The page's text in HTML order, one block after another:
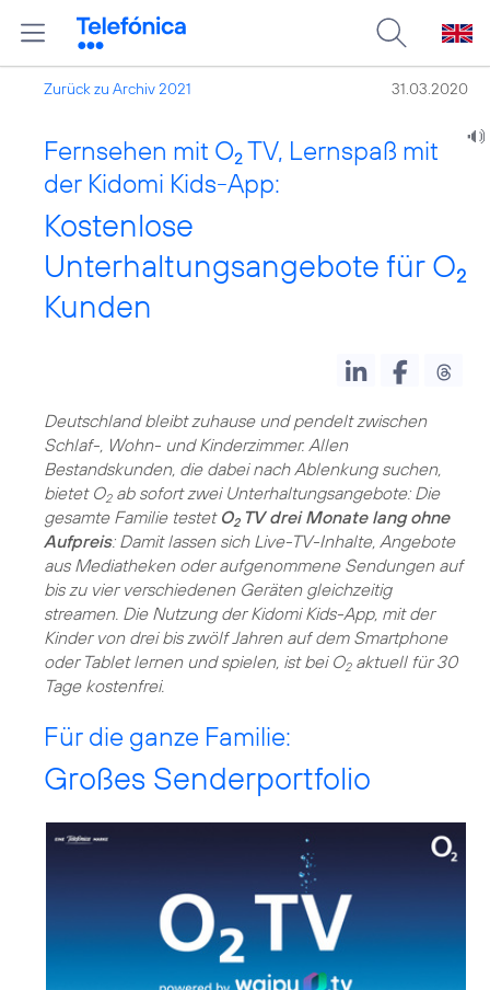
Zurück zu Archiv 2021 31.03.2020
Fernsehen mit O2 TV, Lernspaß mit
der Kidomi Kids-App:
Kostenlose
Unterhaltungsangebote für O2
Kunden
Deutschland bleibt zuhause und pendelt zwischen
Schlaf-, Wohn- und Kinderzimmer. Allen
Bestandskunden, die dabei nach Ablenkung suchen,
bietet O2ab sofort zwei Unterhaltungsangebote: Die
gesamte Familie testet O2TV drei Monate lang ohne
Aufpreis: Damit lassen sich Live-TV-Inhalte, Angebote
aus Mediatheken oder aufgenommene Sendungen auf
bis zu vier verschiedenen Geräten gleichzeitig
streamen. Die Nutzung der Kidomi Kids-App, mit der
Kinder von drei bis zwölf Jahren auf dem Smartphone
oder Tablet lernen und spielen, ist bei O2aktuell für 30
Tage kostenfrei.
Für die ganze Familie:
Großes Senderportfolio